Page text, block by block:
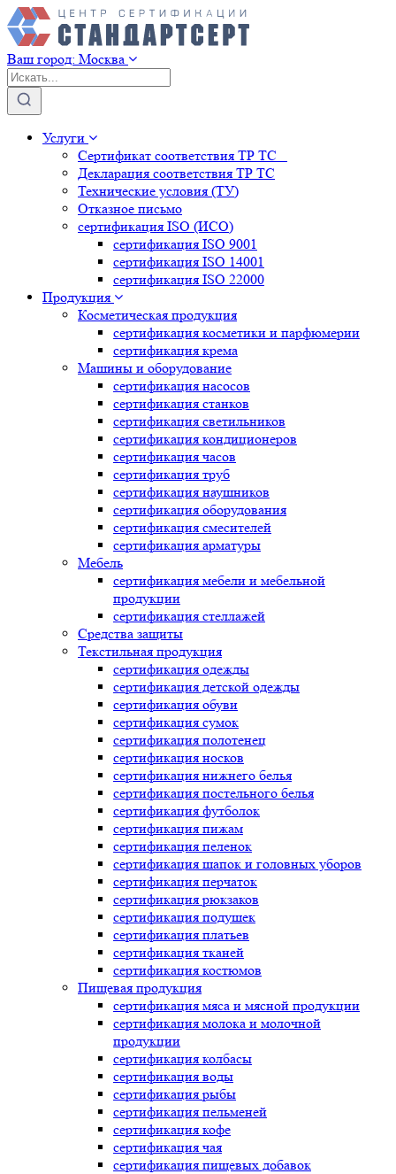
Ваш город: Москва
Услуги
Сертификат соответствия ТР ТС
Декларация соответствия ТР ТС
Технические условия (ТУ)
Отказное письмо
сертификация ISO (ИСО)
сертификация ISO 9001
сертификация ISO 14001
сертификация ISO 22000
Продукция
Косметическая продукция
сертификация косметики и парфюмерии
сертификация крема
Машины и оборудование
сертификация насосов
сертификация станков
сертификация светильников
сертификация кондиционеров
сертификация часов
сертификация труб
сертификация наушников
сертификация оборудования
сертификация смесителей
сертификация арматуры
Мебель
сертификация мебели и мебельной
продукции
сертификация стеллажей
Средства защиты
Текстильная продукция
сертификация одежды
сертификация детской одежды
сертификация обуви
сертификация сумок
сертификация полотенец
сертификация носков
сертификация нижнего белья
сертификация постельного белья
сертификация футболок
сертификация пижам
сертификация пеленок
сертификация шапок и головных уборов
сертификация перчаток
сертификация рюкзаков
сертификация подушек
сертификация платьев
сертификация тканей
сертификация костюмов
Пищевая продукция
сертификация мяса и мясной продукции
сертификация молока и молочной
продукции
сертификация колбасы
сертификация воды
сертификация рыбы
сертификация пельменей
сертификация кофе
сертификация чая
сертификация пищевых добавок